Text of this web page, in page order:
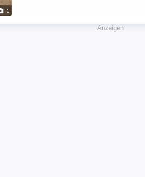
1
Anzeigen